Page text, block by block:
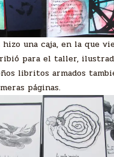
una caja, en la que
para el taller,
libritos armados
páginas.